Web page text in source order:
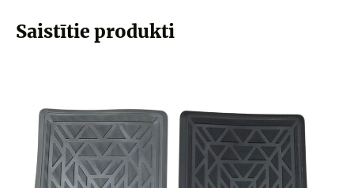
Saistītie produkti